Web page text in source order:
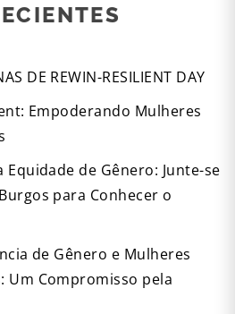
DE REWIN-RESILIENT DAY
Empoderando Mulheres
de Gênero: Junte-se
para Conhecer o
de Gênero e Mulheres
Um Compromisso pela